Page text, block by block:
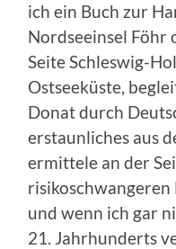
ich ein Buch zur
Nordseeinsel Föhr
Seite Schleswig-
Ostseeküste,
Donat durch
erstaunliches aus
ermittele an der
und wenn ich gar
21. Jahrhunderts